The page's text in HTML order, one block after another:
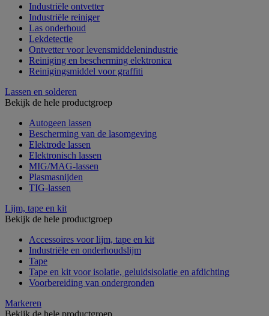
Industriële ontvetter
Industriële reiniger
Las onderhoud
Lekdetectie
Ontvetter voor levensmiddelenindustrie
Reiniging en bescherming elektronica
Reinigingsmiddel voor graffiti
Lassen en solderen
Bekijk de hele productgroep
Autogeen lassen
Bescherming van de lasomgeving
Elektrode lassen
Elektronisch lassen
MIG/MAG-lassen
Plasmasnijden
TIG-lassen
Lijm, tape en kit
Bekijk de hele productgroep
Accessoires voor lijm, tape en kit
Industriële en onderhoudslijm
Tape
Tape en kit voor isolatie, geluidsisolatie en afdichting
Voorbereiding van ondergronden
Markeren
Bekijk de hele productgroep